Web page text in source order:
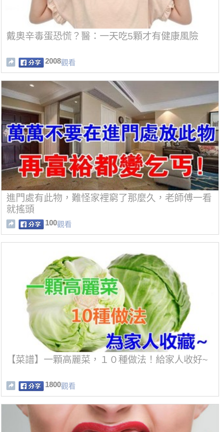
戴奧辛毒蛋恐慌？醫：一天吃5顆才有健康風險
2008觀看
進門處有此物，難怪家裡窮了那麼久，老師傅一看
就搖頭
100觀看
【菜譜】一顆高麗菜，１０種做法！給家人收好~
1800觀看